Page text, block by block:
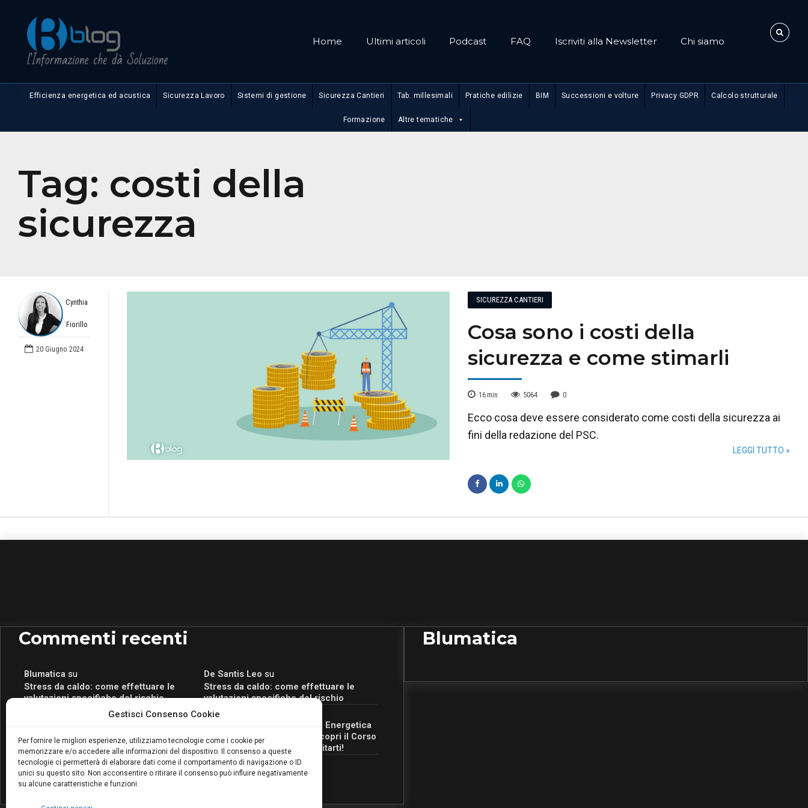
Gestisci Consenso Cookie
Per fornire le migliori esperienze, utilizziamo tecnologie come i cookie per
memorizzare e/o accedere alle informazioni del dispositivo. Il consenso a queste
tecnologie ci permetterà di elaborare dati come il comportamento di navigazione o ID
unici su questo sito. Non acconsentire o ritirare il consenso può influire negativamente
su alcune caratteristiche e funzioni.
Home Ultimi articoli Podcast FAQ Iscriviti alla Newsletter Chi siamo
Efficienza energetica ed acustica Sicurezza Lavoro Sistemi di gestione Sicurezza Cantieri Tab. millesimali Pratiche edilizie BIM Successioni e volture Privacy GDPR Calcolo strutturale
Formazione Altre tematiche
Tag: costi della
sicurezza
Cynthia
Fiorillo
20 Giugno 2024
SICUREZZA CANTIERI
Cosa sono i costi della
sicurezza e come stimarli
16 min 5064 0
Ecco cosa deve essere considerato come costi della sicurezza ai
fini della redazione del PSC.
LEGGI TUTTO »
Commenti recenti
Blumaticasu
Stress da caldo: come effettuare le
valutazioni specifiche del rischio
De Santis Leo su
Stress da caldo: come effettuare le
valutazioni specifiche del rischio
attivo anche in Campania: scopri il Corso
Blumatica da 80 Ore per abilitarti!
Romeo Myrtaj
Portale per la Certificazione Energetica
attivo anche in Campania: scopri il Corso
Blumatica da 80 Ore per abilitarti!
Blumaticasu
Coordinatore della Sicurezza: cosa è
richiesto per abilitazione e
Blumatica